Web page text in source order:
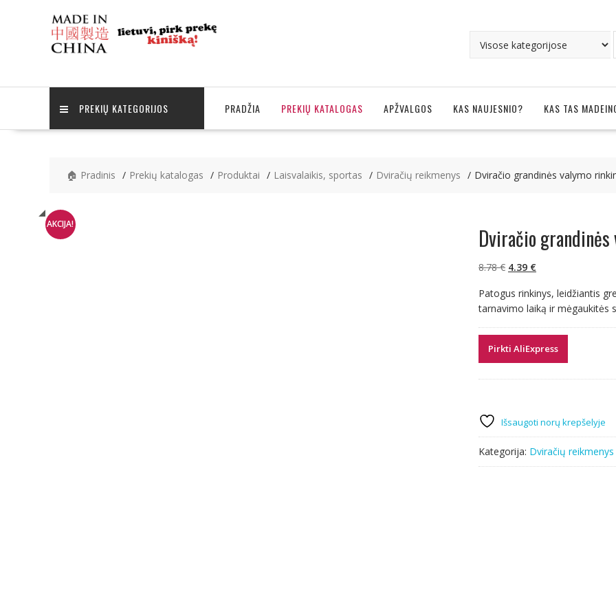
PREKIŲ KATEGORIJOS PRADŽIA PREKIŲ KATALOGAS APŽVALGOS KAS NAUJESNIO? KAS TAS
🏠 Pradinis Prekių katalogas Produktai Laisvalaikis, sportas Dviračių reikmenys Dviračio grandinės valymo
AKCIJA!
Dviračio
8.78€ Original
was:
8.78 €.
4.39 €Current
is:
4.39 €.
Patogus rinkinys, leidžiantis
tarnavimo laiką ir mėgaukitės
Pirkti AliExpress
Išsaugoti norų krepšelyje
Kategorija: Dviračių reikmenys